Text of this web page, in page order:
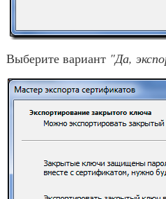
Выберите вариант "Да,